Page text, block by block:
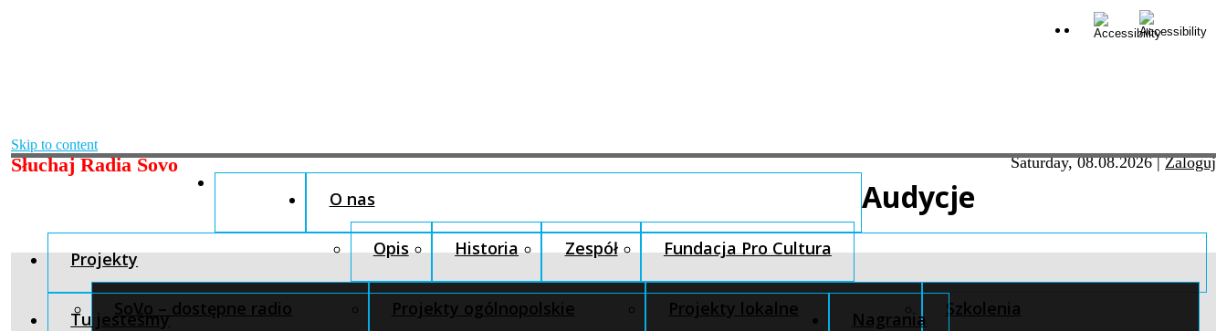
Skip to content
Słuchaj Radia Sovo Saturday, 08.08.2026|Zaloguj
O nas
Opis Historia Zespół Fundacja Pro Cultura
Projekty
SoVo – dostępne radio Projekty ogólnopolskie Projekty lokalne Szkolenia
Tu jesteśmy Nagrania
Audycje